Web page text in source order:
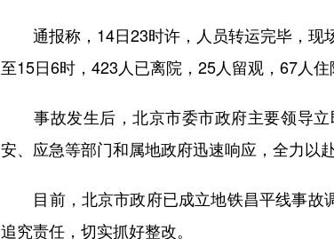
通报称，14日23时许，人员转运完毕，现
至15日6时，423人已离院，25人留观，67人住
事故发生后，北京市委市政府主要领导立
安、应急等部门和属地政府迅速响应，全力以
目前，北京市政府已成立地铁昌平线事故
追究责任，切实抓好整改。